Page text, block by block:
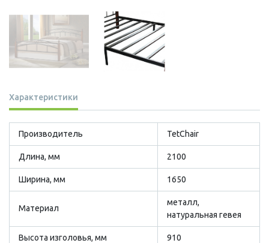
Характеристики
Производитель TetСhair
Длина, мм 2100
Ширина, мм 1650
Материал
металл,
натуральная гевея
Высота изголовья, мм 910